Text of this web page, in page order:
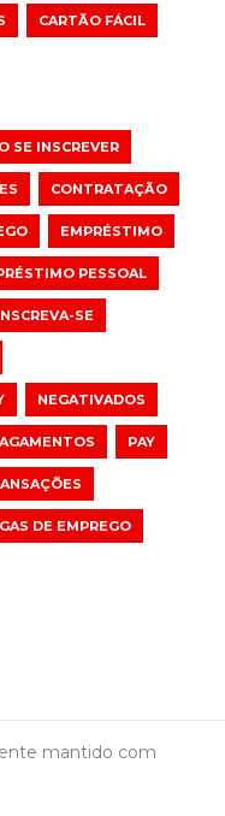
CARTÃO FÁCIL
SE INSCREVER
CONTRATAÇÃO
EMPRÉSTIMO
PESSOAL
SE
NEGATIVADOS
PAY
DE EMPREGO
mantido com